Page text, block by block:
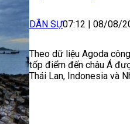
DÂN SỰ07:12 | 08/08/
Theo dữ liệu Agoda
tốp điểm đến châu Á
Thái Lan, Indonesia và